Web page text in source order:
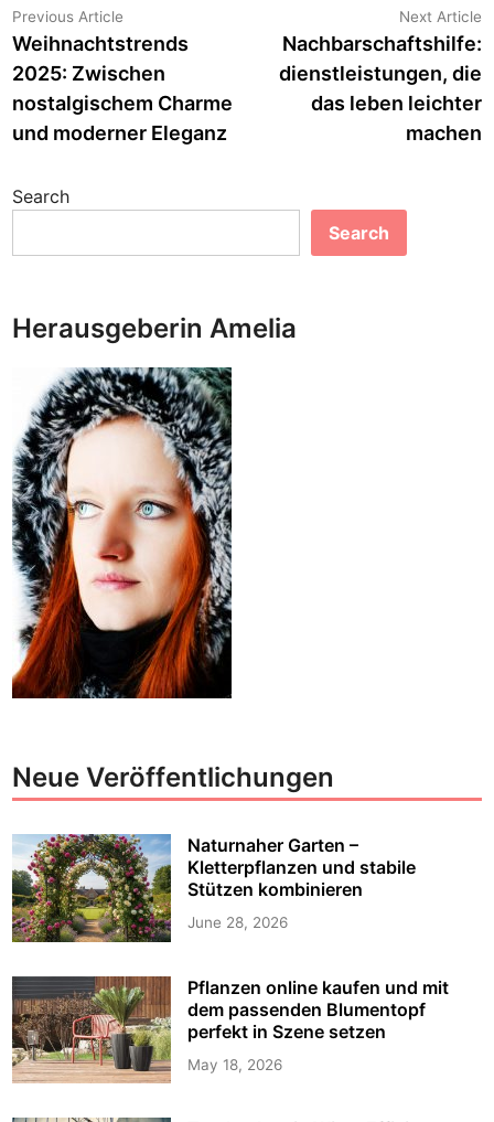
Post
navigation
Previous Article
article:
Weihnachtstrends
2025: Zwischen
nostalgischem Charme
und moderner Eleganz
Next Article
Nachbarschaftshilfe:
dienstleistungen, die
das leben leichter
machen
Search
Search
Herausgeberin Amelia
Neue Veröffentlichungen
Naturnaher Garten –
Kletterpflanzen und stabile
Stützen kombinieren
June 28, 2026
Pflanzen online kaufen und mit
dem passenden Blumentopf
perfekt in Szene setzen
May 18, 2026